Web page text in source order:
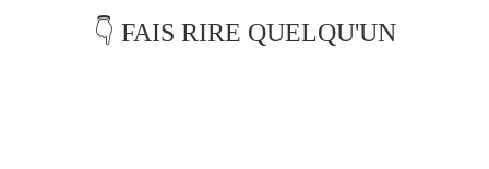
👇 FAIS RIRE QUELQU'UN